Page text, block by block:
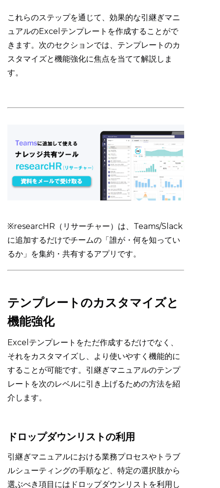
これらのステップを通じて、効果的な引継ぎマニ
ュアルのExcelテンプレートを作成することがで
きます。次のセクションでは、テンプレートのカ
スタマイズと機能強化に焦点を当てて解説しま
す。
※researcHR（リサーチャー）は、Teams/Slack
に追加するだけでチームの「誰が・何を知ってい
るか」を集約・共有するアプリです。
テンプレートのカスタマイズと
機能強化
Excelテンプレートをただ作成するだけでなく、
それをカスタマイズし、より使いやすく機能的に
することが可能です。引継ぎマニュアルのテンプ
レートを次のレベルに引き上げるための方法を紹
介します。
ドロップダウンリストの利用
引継ぎマニュアルにおける業務プロセスやトラブ
ルシューティングの手順など、特定の選択肢から
選ぶべき項目にはドロップダウンリストを利用し